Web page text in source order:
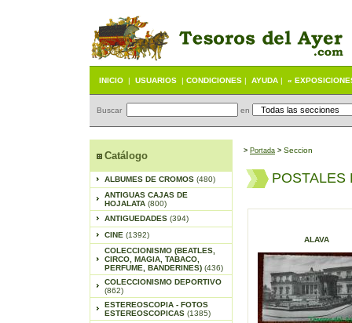
INICIO | USUARIOS | CONDICIONES | AYUDA | «
Buscar en
Catálogo
ALBUMES DE CROMOS (480)
ANTIGUAS CAJAS DE
HOJALATA (800)
ANTIGUEDADES (394)
CINE (1392)
COLECCIONISMO (BEATLES,
CIRCO, MAGIA, TABACO,
PERFUME, BANDERINES) (436)
COLECCIONISMO DEPORTIVO
(862)
ESTEREOSCOPIA - FOTOS
ESTEREOSCOPICAS (1385)
> Portada > Seccion
ALAVA